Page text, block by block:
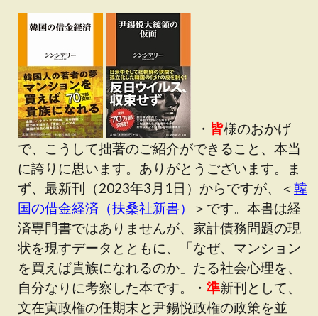
・ 皆様のおかげ
で、こうして拙著のご紹介ができること、本当
に誇りに思います。ありがとうございます。ま
ず、最新刊（2023年3月1日）からですが、＜韓
国の借金経済（扶桑社新書）
＞です。本書は経
済専門書ではありませんが、家計債務問題の現
状を現すデータとともに、「なぜ、マンション
を買えば貴族になれるのか」たる社会心理を、
自分なりに考察した本です。・ 準新刊として、
文在寅政権の任期末と尹錫悦政権の政策を並